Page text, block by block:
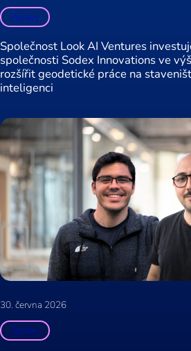
Zprávy
Společnost Look AI Ventures
společnosti Sodex Innovations ve
rozšířit geodetické práce na
inteligenci
30. června 2026
Zprávy